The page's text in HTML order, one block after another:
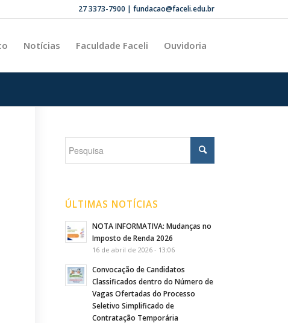
27 3373-7900 | fundacao@faceli.edu.br
Notícias Faculdade Faceli Ouvidoria
ÚLTIMAS NOTÍCIAS
NOTA INFORMATIVA: Mudanças no
Imposto de Renda 2026
16 de abril de 2026 - 13:06
Convocação de Candidatos
Classificados dentro do Número de
Vagas Ofertadas do Processo
Seletivo Simplificado de
Contratação Temporária